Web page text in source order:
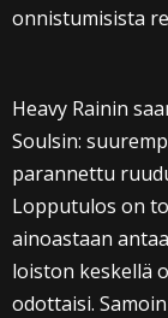
onnistumisista
Heavy Rainin
Soulsin:
parannettu
Lopputulos on
ainoastaan
loiston keskellä
odottaisi.